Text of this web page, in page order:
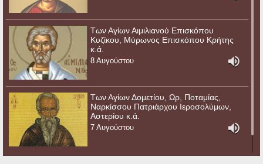
Των Αγίων Αιμιλιανού Επισκόπου
Κυζίκου, Μύρωνος Επισκόπου Κρήτης
κ.ά.
8 Αυγούστου
Των Αγίων Δομετίου, Ωρ, Ποταμίας,
Ναρκίσσου Πατριάρχου Ιεροσολύμων,
Αστερίου κ.ά.
7 Αυγούστου